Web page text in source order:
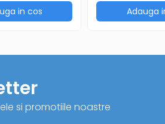
in cos Adauga
si promotiile noastre